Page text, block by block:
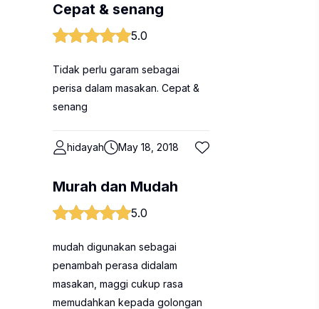
Cepat & senang
5.0
Tidak perlu garam sebagai
perisa dalam masakan. Cepat &
senang
hidayah May 18, 2018
Murah dan Mudah
5.0
mudah digunakan sebagai
penambah perasa didalam
masakan, maggi cukup rasa
memudahkan kepada golongan